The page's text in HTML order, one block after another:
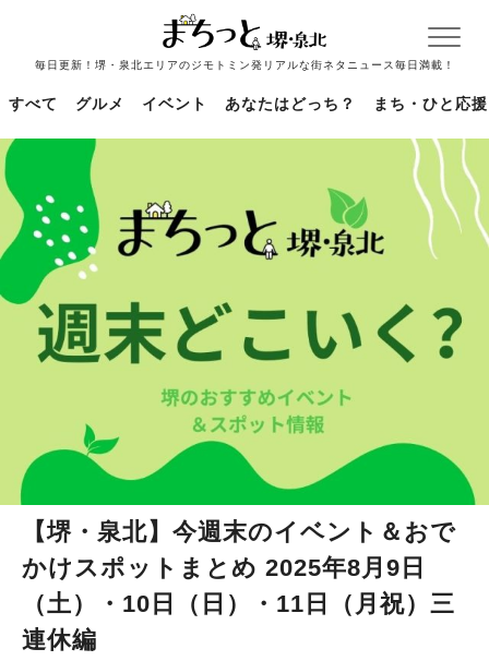
毎日更新！堺・泉北エリアのジモトミン発リアルな街ネタニュース毎日満載！
すべて グルメ イベント あなたはどっち？ まち・ひと応援
【堺・泉北】今週末のイベント＆おで
かけスポットまとめ 2025年8月9日
（土）・10日（日）・11日（月祝）三
連休編